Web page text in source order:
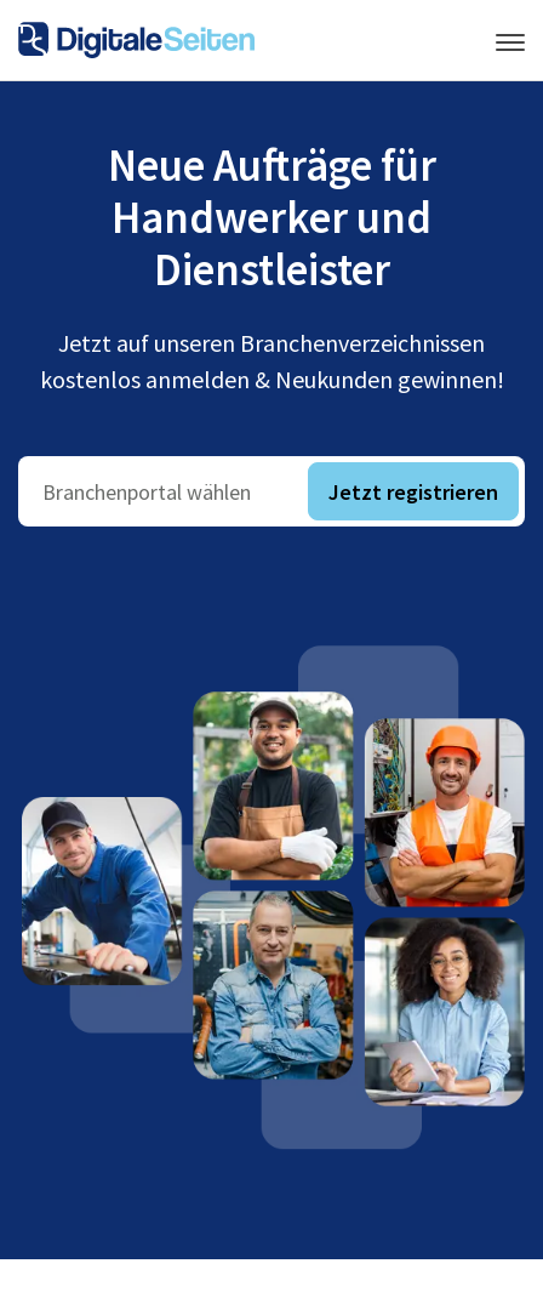
Neue Aufträge für
Handwerker und
Dienstleister
Jetzt auf unseren Branchenverzeichnissen
kostenlos anmelden & Neukunden gewinnen!
Branchenportal wählen Jetzt registrieren